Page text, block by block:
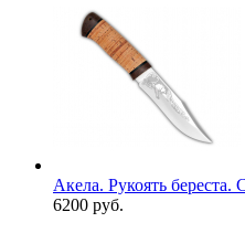
Акела. Рукоять береста.
6200 руб.